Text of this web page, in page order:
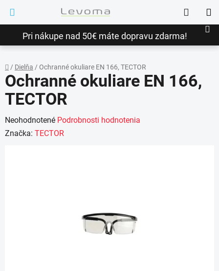
obsah
Pri nákupe nad 50€ máte dopravu zdarma!
Hľadať
Domov
/ Dielňa / Ochranné okuliare EN 166, TECTOR
Ochranné okuliare EN 166,
TECTOR
Priemerné
hodnotenie
Neohodnotené Podrobnosti hodnotenia
Značka: TECTOR